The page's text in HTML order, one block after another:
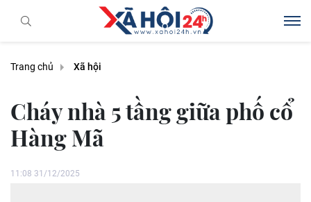
Trang chủ Xã hội
Cháy nhà 5 tầng giữa phố cổ
Hàng Mã
11:08 31/12/2025